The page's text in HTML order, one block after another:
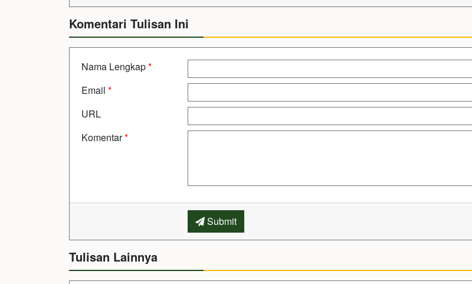
Komentari Tulisan Ini
Nama Lengkap*
Email *
URL
Komentar*
Submit
Tulisan Lainnya